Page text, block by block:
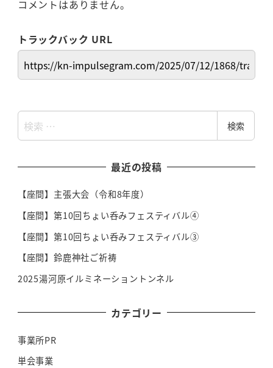
コメントはありません。
トラックバック URL
索
検索
最近の投稿
【座間】主張大会（令和8年度）
【座間】第10回ちょい呑みフェスティバル④
【座間】第10回ちょい呑みフェスティバル③
【座間】鈴鹿神社ご祈祷
2025湯河原イルミネーショントンネル
カテゴリー
事業所PR
単会事業